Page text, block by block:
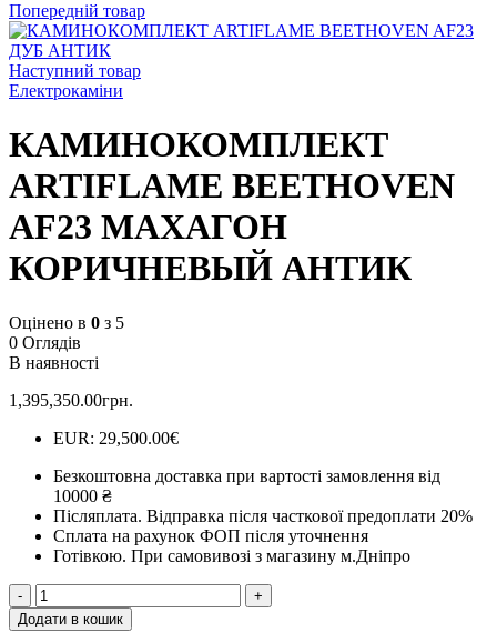
Попередній товар
Наступний товар
Електрокаміни
КАМИНОКОМПЛЕКТ
ARTIFLAME BEETHOVEN
AF23 МАХАГОН
КОРИЧНЕВЫЙ АНТИК
Оцінено в 0 з 5
0 Оглядів
В наявності
1,395,350.00грн.
EUR: 29,500.00€
Безкоштовна доставка при вартості замовлення від
10000 ₴
Післяплата. Відправка після часткової предоплати 20%
Сплата на рахунок ФОП після уточнення
Готівкою. При самовивозі з магазину м.Дніпро
КАМИНОКОМПЛЕКТ
ARTIFLAME
Додати в кошик